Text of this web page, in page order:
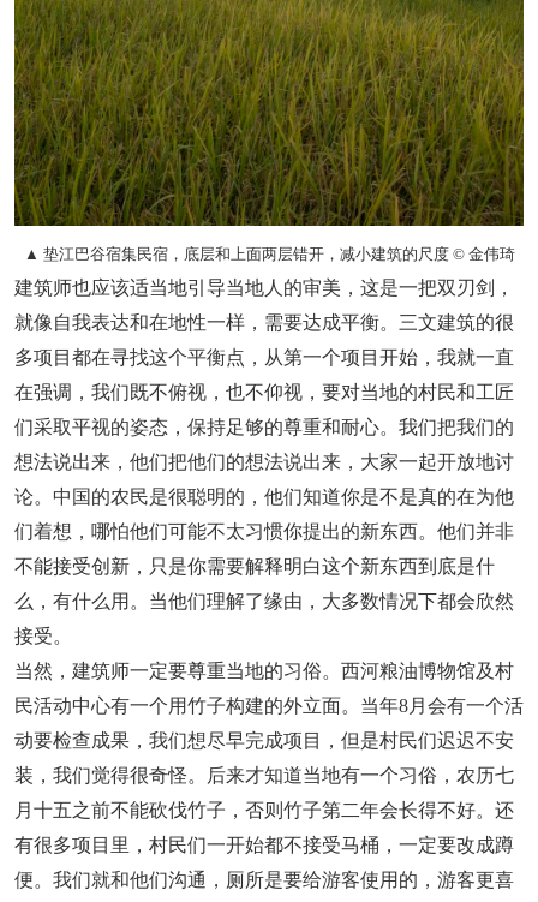
▲ 垫江巴谷宿集民宿，底层和上面两层错开，减小建筑的尺度 © 金伟琦
建筑师也应该适当地引导当地人的审美，这是一把双刃剑，
就像自我表达和在地性一样，需要达成平衡。三文建筑的很
多项目都在寻找这个平衡点，从第一个项目开始，我就一直
在强调， 我们既不俯视，也不仰视，要对当地的村民和工匠
们采取平视的姿态，保持足够的尊重和耐心。 我们把我们的
想法说出来，他们把他们的想法说出来，大家一起开放地讨
论。中国的农民是很聪明的，他们知道你是不是真的在为他
们着想，哪怕他们可能不太习惯你提出的新东西。他们并非
不能接受创新，只是你需要解释明白这个新东西到底是什
么，有什么用。当他们理解了缘由，大多数情况下都会欣然
接受。
当然，建筑师一定要尊重当地的习俗。西河粮油博物馆及村
民活动中心有一个用竹子构建的外立面。当年8月会有一个活
动要检查成果，我们想尽早完成项目，但是村民们迟迟不安
装，我们觉得很奇怪。后来才知道当地有一个习俗，农历七
月十五之前不能砍伐竹子，否则竹子第二年会长得不好。还
有很多项目里，村民们一开始都不接受马桶，一定要改成蹲
便。我们就和他们沟通，厕所是要给游客使用的，游客更喜